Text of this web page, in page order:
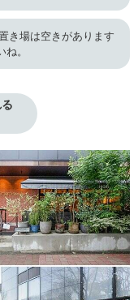
き場は空きがあります
。